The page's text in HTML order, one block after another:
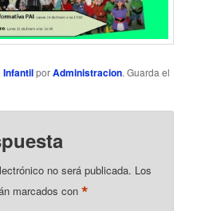
InfantilporAdministracion. Guarda el
no será publicada. Los
marcados con*